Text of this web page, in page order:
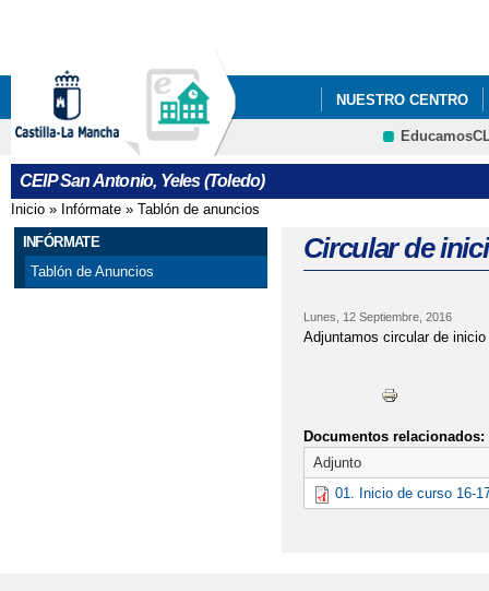
NUESTRO CENTRO
ECOESCUELAS
ADMISIÓN DE
EVALUACIÓN DEL
CEIP San Antonio, Yeles (Toledo)
Se encuentra usted aquí
Inicio » Infórmate » Tablón de anuncios
INFÓRMATE
Tablón de Anuncios
Circular de
Lunes, 12 Septiembre, 2016
Adjuntamos circular de
Documentos relacionados:
Adjunto
01. Inicio de curso 16-